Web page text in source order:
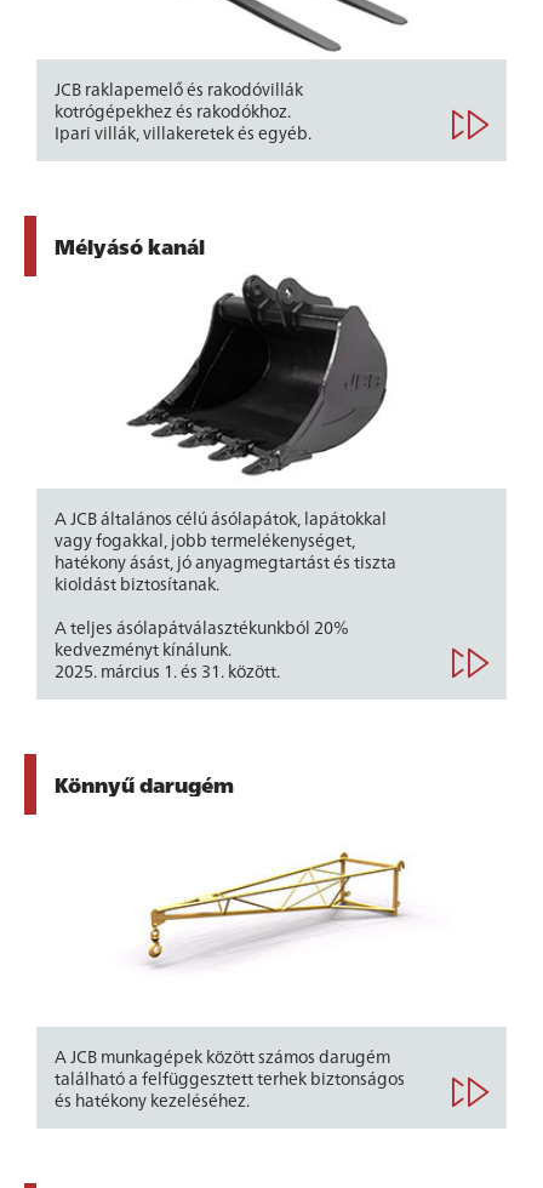
JCB raklapemelő és rakodóvillák
kotrógépekhez és rakodókhoz.
Ipari villák, villakeretek és egyéb.
Mélyásó kanál
A JCB általános célú ásólapátok, lapátokkal
vagy fogakkal, jobb termelékenységet,
hatékony ásást, jó anyagmegtartást és tiszta
kioldást biztosítanak.
A teljes ásólapátválasztékunkból 20%
kedvezményt kínálunk.
2025. március 1. és 31. között.
Könnyű darugém
A JCB munkagépek között számos darugém
található a felfüggesztett terhek biztonságos
és hatékony kezeléséhez.